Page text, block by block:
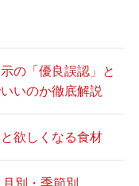
の「優良誤認」と
いのか徹底解説
欲しくなる食材
別・季節別